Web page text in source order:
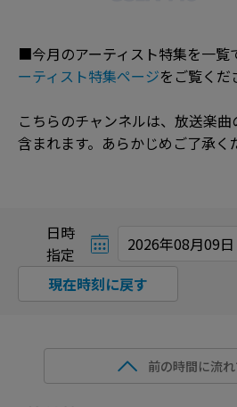
■今月のアーティスト特集を一覧
ーティスト特集ページをご覧くだ
こちらのチャンネルは、放送楽
含まれます。あらかじめご了承く
日時
指定
現在時刻に戻す
前の時間に流